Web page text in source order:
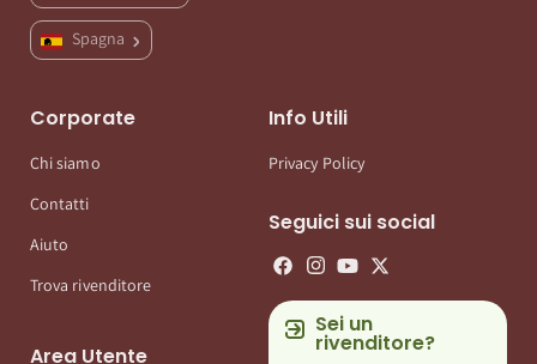
Spagna
Corporate
Chi siamo
Contatti
Aiuto
Trova rivenditore
Area Utente
Info Utili
Privacy Policy
Seguici sui social
Sei un
rivenditore?